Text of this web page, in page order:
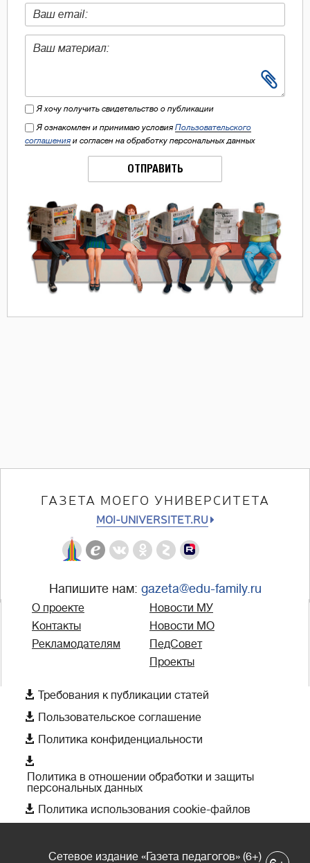
Я хочу получить свидетельство о публикации
Я ознакомлен и принимаю условия Пользовательского
соглашения и согласен на обработку персональных данных
ОТПРАВИТЬ
ГАЗЕТА МОЕГО УНИВЕРСИТЕТА
MOI-UNIVERSITET.RU
Напишите нам: gazeta@edu-family.ru
О проекте
Контакты
Рекламодателям
Новости МУ
Новости МО
ПедСовет
Проекты
 Требования к публикации статей
 Пользовательское соглашение
 Политика конфиденциальности

Политика в отношении обработки и защиты
персональных данных
 Политика использования cookie-файлов
Сетевое издание «Газета педагогов» (6+)